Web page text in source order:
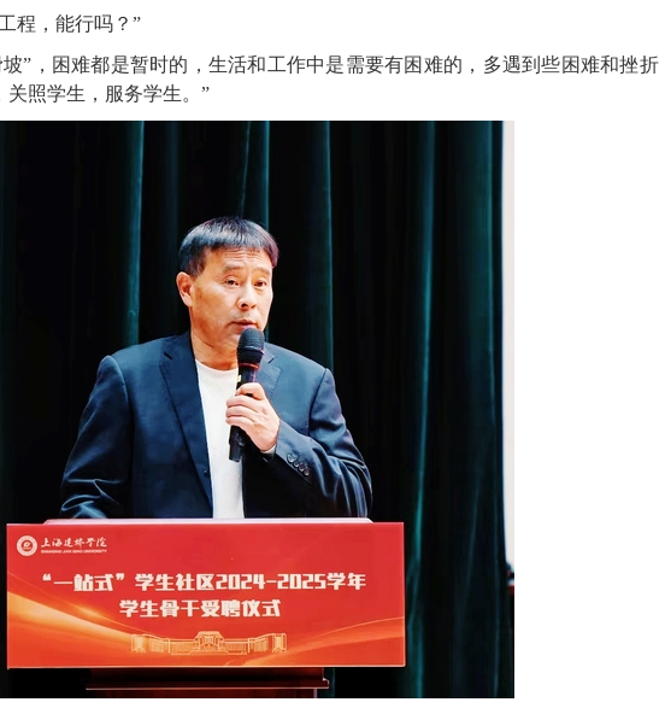
程，能行吗？”
”，困难都是暂时的，生活和工作中是需要有困难的，多遇到些困难和挫折
照学生，服务学生。”